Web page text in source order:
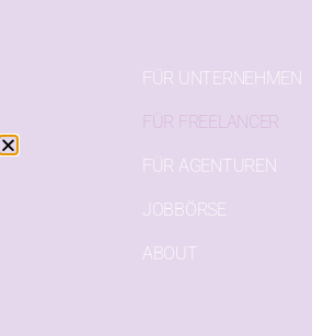
FÜR UNTERNEHMEN
FÜR FREELANCER
FÜR AGENTUREN
JOBBÖRSE
ABOUT